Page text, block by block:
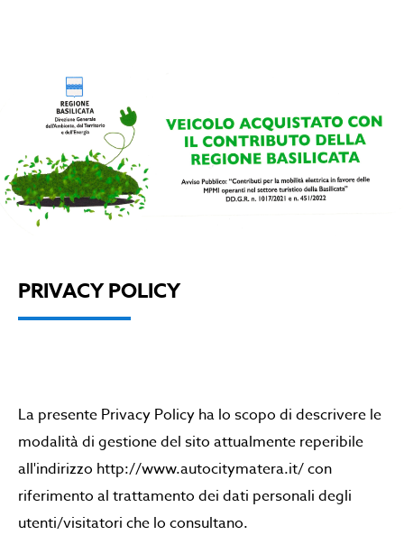
PRIVACY POLICY
La presente Privacy Policy ha lo scopo di descrivere le
modalità di gestione del sito attualmente reperibile
all'indirizzo http://www.autocitymatera.it/ con
riferimento al trattamento dei dati personali degli
utenti/visitatori che lo consultano.